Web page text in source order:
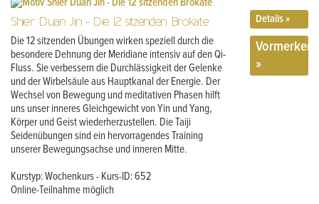
Shier Duan Jin - Die 12 sitzenden Brokate
Die 12 sitzenden Übungen wirken speziell durch die
besondere Dehnung der Meridiane intensiv auf den Qi-
Fluss. Sie verbessern die Durchlässigkeit der Gelenke
und der Wirbelsäule aus Hauptkanal der Energie. Der
Wechsel von Bewegung und meditativen Phasen hilft
uns unser inneres Gleichgewicht von Yin und Yang,
Körper und Geist wiederherzustellen. Die Taiji
Seidenübungen sind ein hervorragendes Training
unserer Bewegungsachse und inneren Mitte.
Kurstyp: Wochenkurs - Kurs-ID: 652
Online-Teilnahme möglich
Details »
Vormerken
»